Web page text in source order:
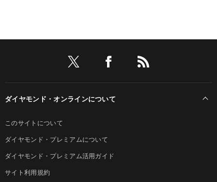
ダイヤモンド・オンラインについて
このサイトについて
ダイヤモンド・プレミアムについて
ダイヤモンド・プレミアム活用ガイド
サイト利用規約